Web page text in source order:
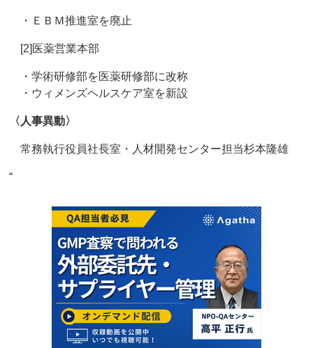
・ＥＢＭ推進室を廃止
[2]医薬営業本部
・学術研修部を医薬研修部に改称
・ウィメンズヘルスケア室を新設
〈人事異動〉
常務執行役員社長室・人材開発センター担当杉本隆雄
“